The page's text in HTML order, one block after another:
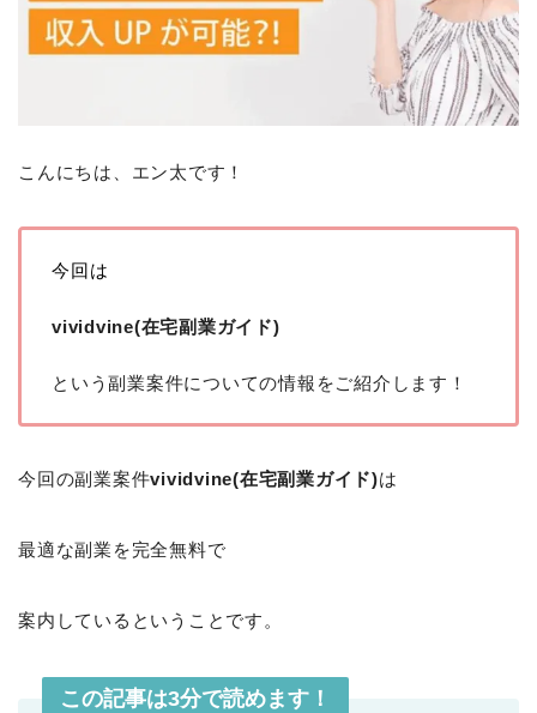
こんにちは、エン太です！
今回は
vividvine(在宅副業ガイド)
という副業案件についての情報をご紹介します！
今回の副業案件vividvine(在宅副業ガイド)は
最適な副業を完全無料で
案内しているということです。
この記事は3分で読めます！